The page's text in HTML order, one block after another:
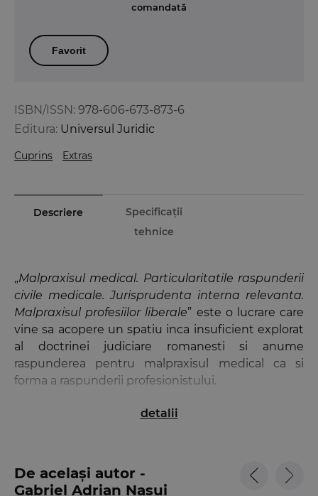
ISBN/ISSN: 978-606-673-873-6
Editura: Universul Juridic
Cuprins Extras
comandată
Favorit
Descriere
Specificații
tehnice
„Malpraxisul medical. Particularitatile raspunderii
civile medicale. Jurisprudenta interna relevanta.
Malpraxisul profesiilor liberale” este o lucrare care
vine sa acopere un spatiu inca insuficient explorat
al doctrinei judiciare romanesti si anume
raspunderea pentru malpraxisul medical ca si
forma a raspunderii profesionistului.
Termenul „malpraxis” folosit de legiuitor - este
pozitia psihica a autorului faptei ilicite. De aceea,
apreciam ca malpraxisul este fapta ilicita savarsita
detalii
De același autor -
Gabriel Adrian Nasui